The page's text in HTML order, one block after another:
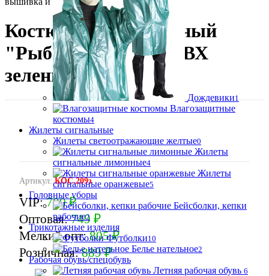
Дождевики1
Влагозащитные
костюмы4
Жилеты сигнальные
Жилеты светоотражающие желтые0
Жилеты
сигнальные лимонные4
Жилеты
сигнальные оранжевые5
Головные уборы
Бейсболки, кепки
рабочие2
Трикотажные изделия
Футболки10
Белье нательное2
Рабочая обувь/спецобувь
Летняя рабочая обувь 6
Костюм влагозащитный
"Рыбак" нейлон с ПВХ
зеленый
Артикул:КОС.209з
VIP:700 ₽
Оптовая:749 ₽
Мелкий опт:805 ₽
Розничная:889 ₽